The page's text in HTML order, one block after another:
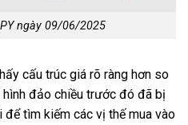
ngày 09/06/2025
cấu trúc giá rõ ràng hơn so
đảo chiều trước đó đã bị
để tìm kiếm các vị thế mua vào